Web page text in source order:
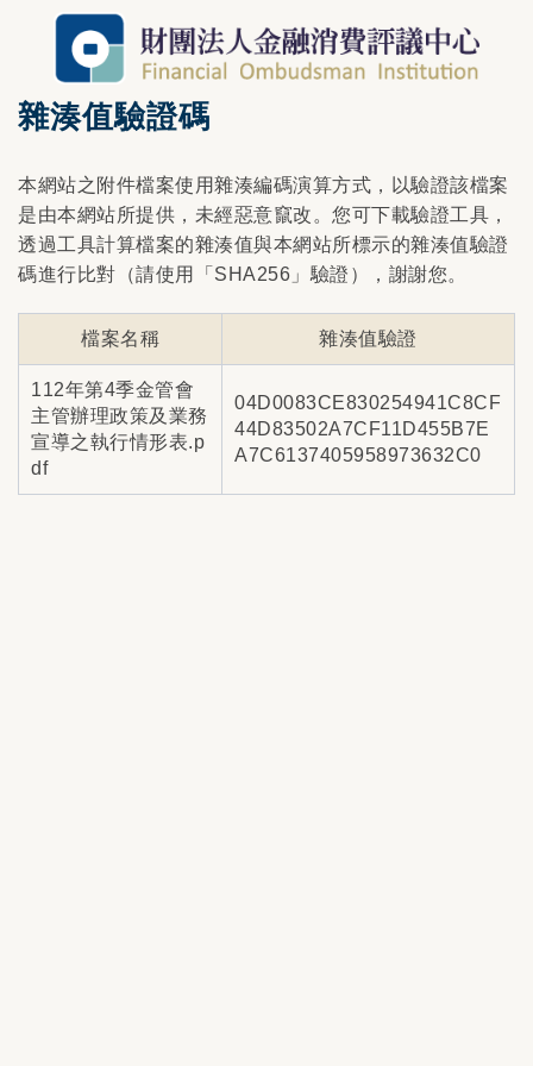
雜湊值驗證碼
本網站之附件檔案使用雜湊編碼演算方式，以驗證該檔案
是由本網站所提供，未經惡意竄改。您可下載驗證工具，
透過工具計算檔案的雜湊值與本網站所標示的雜湊值驗證
碼進行比對（請使用「SHA256」驗證），謝謝您。
檔案名稱 雜湊值驗證
112年第4季金管會
主管辦理政策及業務
宣導之執行情形表.p
df
04D0083CE830254941C8CF
44D83502A7CF11D455B7E
A7C6137405958973632C0